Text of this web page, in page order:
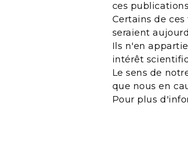
ces
Certains de
seraient
Ils n'en
intérêt
Le sens de
que nous en
Pour plus